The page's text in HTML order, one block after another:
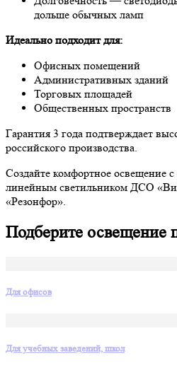
дольше обычных ламп
Идеально подходит для:
Офисных помещений
Административных зданий
Торговых площадей
Общественных пространств
Гарантия 3 года подтверждает
российского производства.
Создайте комфортное освещение
линейным светильником ДСО
«Резонфор».
Подберите освещение
Для офисов
Для учебных заведений, школ